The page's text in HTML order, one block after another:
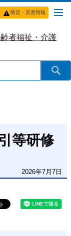
防災・災害情報
者福祉・介護
等研修
2026年7月7日